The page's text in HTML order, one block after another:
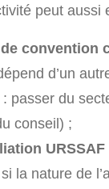
peut aussi
convention
d’un
passer du
conseil) ;
URSSAF
la nature de